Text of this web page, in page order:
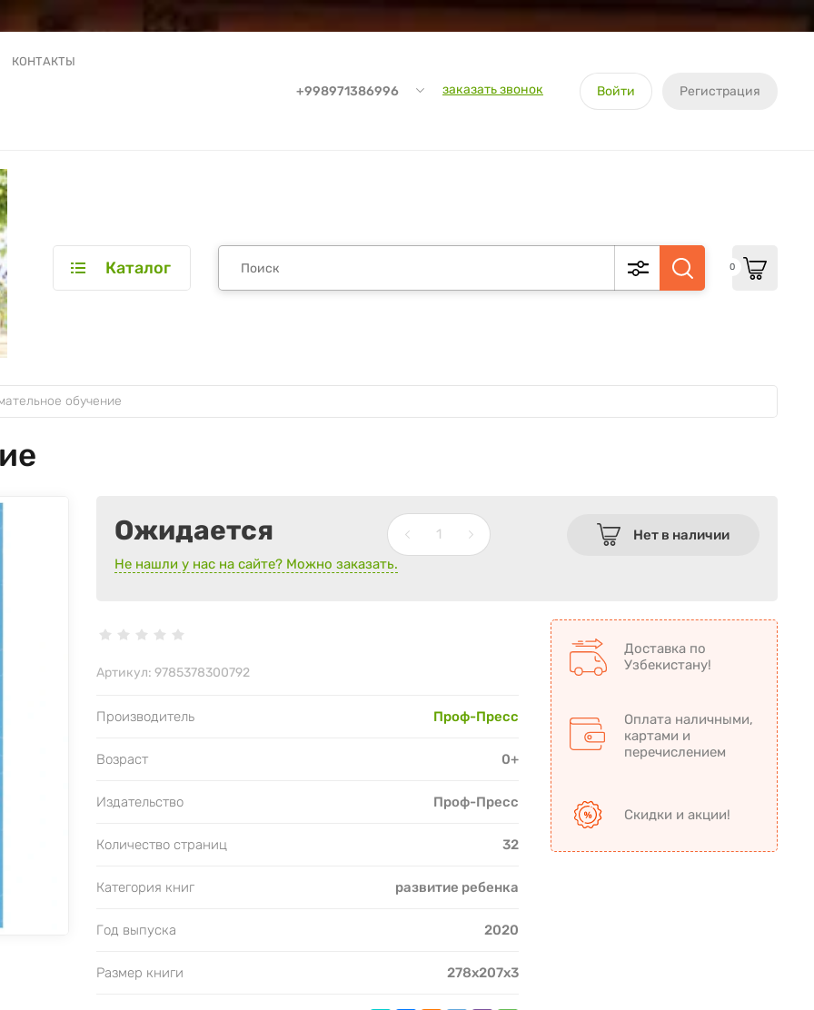
КОНТАКТЫ
+998971386996 заказать звонок Войти Регистрация
Каталог 0
обучение
Ожидается
Нет в наличии
Не нашли у нас на сайте? Можно заказать.
Артикул: 9785378300792
Производитель Проф-Пресс
Возраст 0+
Издательство Проф-Пресс
Количество страниц 32
Категория книг развитие ребенка
Год выпуска 2020
Размер книги 278x207x3
Доставка по
Узбекистану!
Оплата наличными,
картами и
перечислением
Скидки и акции!